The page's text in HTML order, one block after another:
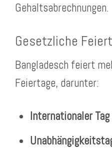
Gehaltsabrechnungen.
Gesetzliche
Bangladesch feiert
Feiertage, darunter:
Internationaler